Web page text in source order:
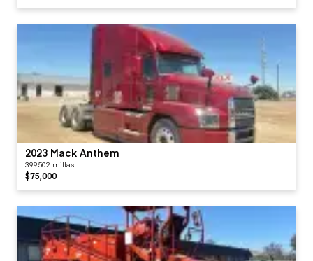
2023 Mack Anthem
399502 millas
$75,000